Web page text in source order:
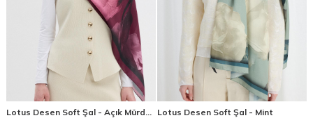
Lotus Desen Soft Şal - Mint